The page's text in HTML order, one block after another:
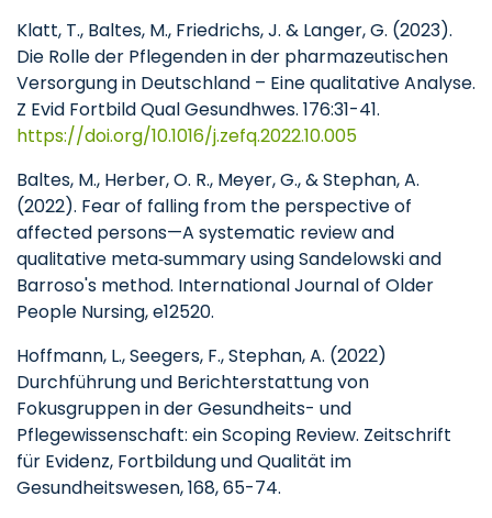
Klatt, T., Baltes, M., Friedrichs, J. & Langer, G. (2023).
Die Rolle der Pflegenden in der pharmazeutischen
Versorgung in Deutschland – Eine qualitative Analyse.
Z Evid Fortbild Qual Gesundhwes. 176:31-41.
https://doi.org/10.1016/j.zefq.2022.10.005
Baltes, M., Herber, O. R., Meyer, G., & Stephan, A.
(2022). Fear of falling from the perspective of
affected persons—A systematic review and
qualitative meta‐summary using Sandelowski and
Barroso's method. International Journal of Older
People Nursing, e12520.
Hoffmann, L., Seegers, F., Stephan, A. (2022)
Durchführung und Berichterstattung von
Fokusgruppen in der Gesundheits- und
Pflegewissenschaft: ein Scoping Review. Zeitschrift
für Evidenz, Fortbildung und Qualität im
Gesundheitswesen, 168, 65-74.